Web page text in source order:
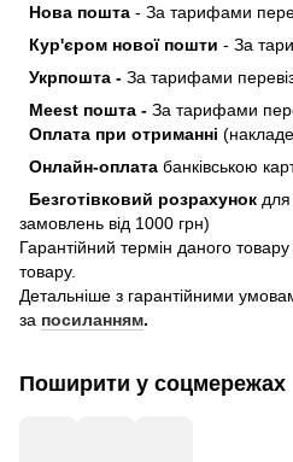
Нова пошта - За тарифами
Кур'єром нової пошти - За
Укрпошта - За тарифами
Meest пошта - За тарифами
Оплата при отриманні
Онлайн-оплата банківською
Безготівковий розрахунок
замовлень від 1000 грн)
Гарантійний термін даного
товару.
Детальніше з гарантійними
за посиланням.
Поширити у соцмережах